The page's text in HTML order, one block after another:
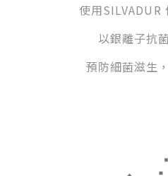
使用SILVADUR
以銀離子抗
預防細菌滋生